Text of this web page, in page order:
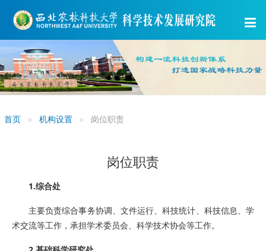
首页 机构设置 岗位职责
岗位职责
1.综合处
主要负责综合事务协调、文件运行、科技统计、科技信息、学
术交流等工作，承担学术委员会、科学技术协会等工作。